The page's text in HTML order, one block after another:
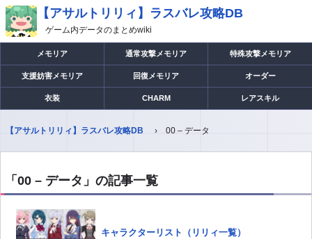
【アサルトリリィ】ラスバレ攻略DB
ゲーム内データのまとめwiki
メモリア 通常攻撃メモリア 特殊攻撃メモリア
支援妨害メモリア 回復メモリア オーダー
衣装 CHARM レアスキル
【アサルトリリィ】ラスバレ攻略DB 00 – データ
「00 – データ」の記事一覧
キャラクターリスト（リリィ一覧）